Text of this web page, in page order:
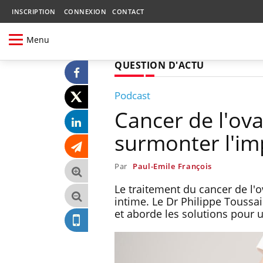
INSCRIPTION CONNEXION CONTACT
Menu
QUESTION D'ACTU
Podcast
Cancer de
surmonter
Par Paul-Emile François
Le traitement du cancer de
intime. Le Dr Philippe
et aborde les solutions pour